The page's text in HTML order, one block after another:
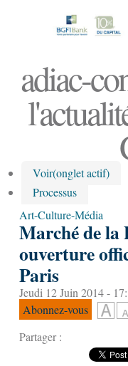
adiac-
Voir(onglet actif)
Processus
Art-Culture-Média
Marché de la
ouverture
Paris
Jeudi 12 Juin 2014 -
Abonnez-vous
Partager :